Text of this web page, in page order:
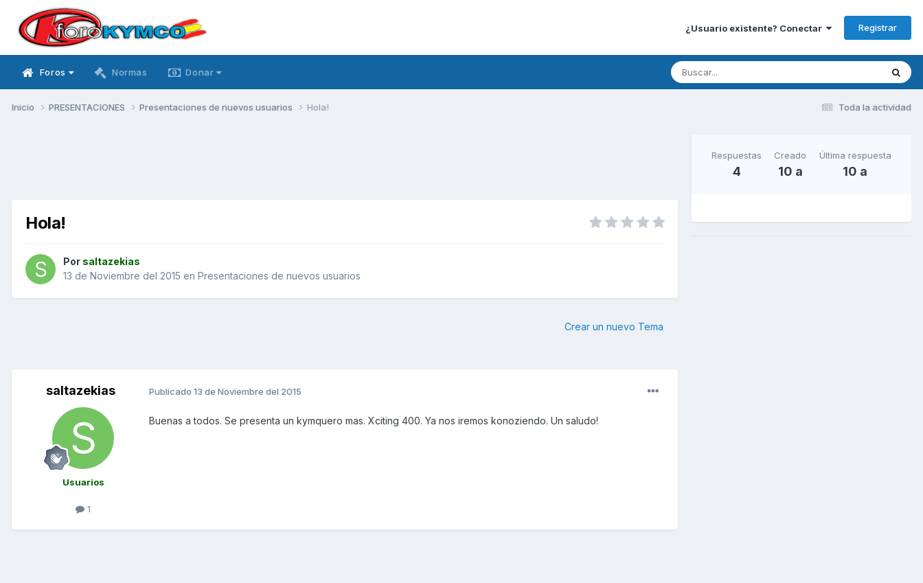
¿Usuario existente? Conectar Registrar
Foros Normas Donar
Toda la actividad
Inicio PRESENTACIONES Presentaciones de nuevos usuarios Hola!
Hola!
Por saltazekias
13 de Noviembre del 2015 en Presentaciones de nuevos usuarios
Crear un nuevo Tema
saltazekias
Usuarios
1
Publicado 13 de Noviembre del 2015
Buenas a todos. Se presenta un kymquero mas. Xciting 400. Ya nos iremos konoziendo. Un saludo!
Respuestas
4
Creado
10 a
Última respuesta
10 a